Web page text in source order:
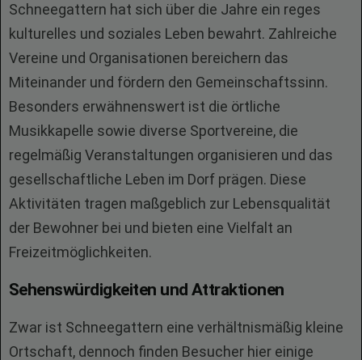
Schneegattern hat sich über die Jahre ein reges
kulturelles und soziales Leben bewahrt. Zahlreiche
Vereine und Organisationen bereichern das
Miteinander und fördern den Gemeinschaftssinn.
Besonders erwähnenswert ist die örtliche
Musikkapelle sowie diverse Sportvereine, die
regelmäßig Veranstaltungen organisieren und das
gesellschaftliche Leben im Dorf prägen. Diese
Aktivitäten tragen maßgeblich zur Lebensqualität
der Bewohner bei und bieten eine Vielfalt an
Freizeitmöglichkeiten.
Sehenswürdigkeiten und Attraktionen
Zwar ist Schneegattern eine verhältnismäßig kleine
Ortschaft, dennoch finden Besucher hier einige